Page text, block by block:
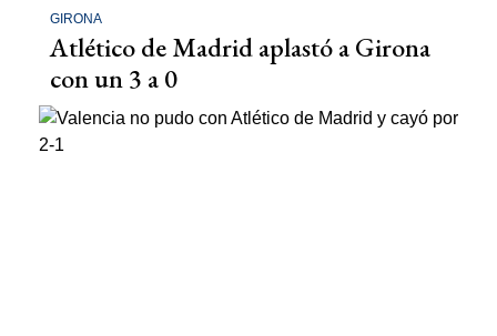
GIRONA
Atlético de Madrid aplastó a Girona
con un 3 a 0